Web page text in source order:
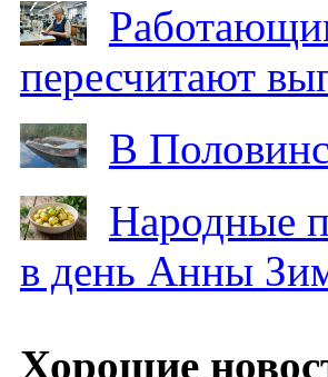
пересчитают
В
Народные
в день Анны
Хорошие